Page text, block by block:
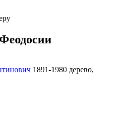
1891-1980 дерево,